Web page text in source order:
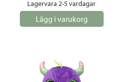
Lagervara 2-5 vardagar
Lägg i varukorg